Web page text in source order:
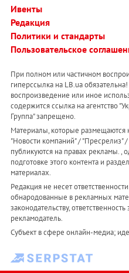
Ивенты
Редакция
Политики и стандарты
Пользовательское
При полном или частичном
гиперссылка на LB.ua
воспроизведение или иное
содержится ссылка на агентство
Группа" запрещено.
Материалы, которые размещаются
"Новости компаний" / "Пресрелиз"
публикуются на правах рекламы. ,
подготовке этого контента и
материалах.
Редакция не несет
обнародованные в рекламных
законодательству,
рекламодатель.
Субъект в сфере онлайн-медиа;